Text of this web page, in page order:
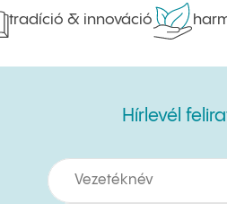
& innováció
Hírlevél feliratkozás
Hírlevél